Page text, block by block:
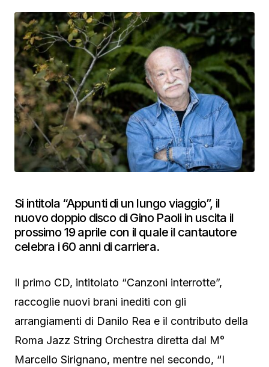
Si intitola “Appunti di un lungo viaggio”, il
nuovo doppio disco di Gino Paoli in uscita il
prossimo 19 aprile con il quale il cantautore
celebra i 60 anni di carriera.
Il primo CD, intitolato “Canzoni interrotte”,
raccoglie nuovi brani inediti con gli
arrangiamenti di Danilo Rea e il contributo della
Roma Jazz String Orchestra diretta dal M°
Marcello Sirignano, mentre nel secondo, “I